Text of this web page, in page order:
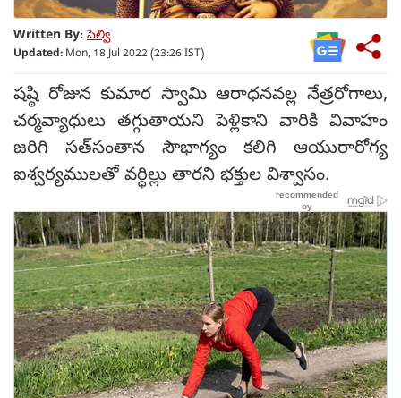
Written By: సెల్వి
Updated: Mon, 18 Jul 2022 (23:26 IST)
షష్ఠి రోజున కుమార స్వామి ఆరాధనవల్ల నేత్రరోగాలు,
చర్మవ్యాధులు తగ్గుతాయని పెళ్లికాని వారికి వివాహం
జరిగి సత్‌సంతాన సౌభాగ్యం కలిగి ఆయురారోగ్య
ఐశ్వర్యములతో వర్ధిల్లు తారని భక్తుల విశ్వాసం.